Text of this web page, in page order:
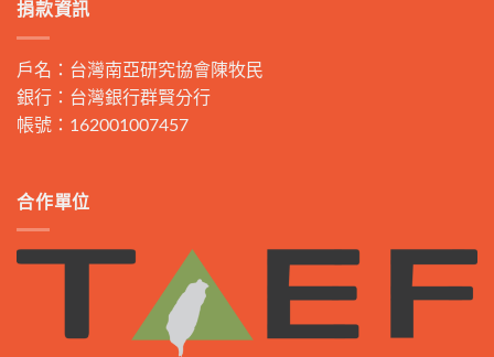
捐款資訊
戶名：台灣南亞研究協會陳牧民
銀行：台灣銀行群賢分行
帳號：162001007457
合作單位